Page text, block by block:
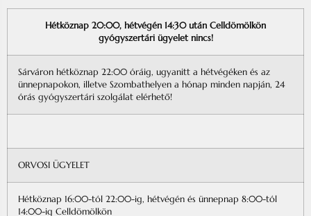
Hétköznap 20:00, hétvégén 14:30 után Celldömölkön
gyógyszertári ügyelet nincs!
Sárváron hétköznap 22:00 óráig, ugyanitt a hétvégéken és az
ünnepnapokon, illetve Szombathelyen a hónap minden napján, 24
órás gyógyszertári szolgálat elérhető!
ORVOSI ÜGYELET
Hétköznap 16:00-tól 22:00-ig, hétvégén és ünnepnap 8:00-tól
14:00-ig Celldömölkön